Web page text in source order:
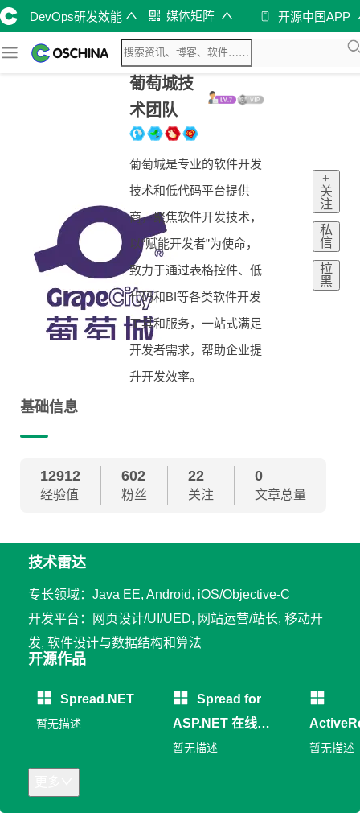
DevOps研发效能 媒体矩阵 开源中国APP
葡萄城技
术团队
葡萄城是专业的软件开发
技术和低代码平台提供
商，聚焦软件开发技术，
以“赋能开发者”为使命，
致力于通过表格控件、低
代码和BI等各类软件开发
工具和服务，一站式满足
开发者需求，帮助企业提
升开发效率。
+
关
注
私
信
拉
黑
基础信息
12912
经验值
602
粉丝
22
关注
0
文章总量
技术雷达
专长领域：Java EE, Android, iOS/Objective-C
开发平台：网页设计/UI/UED, 网站运营/站长, 移动开
发, 软件设计与数据结构和算法
开源作品
Spread.NET
暂无描述
Spread for
ASP.NET 在线信
息填报系统演示
暂无描述 暂无描述